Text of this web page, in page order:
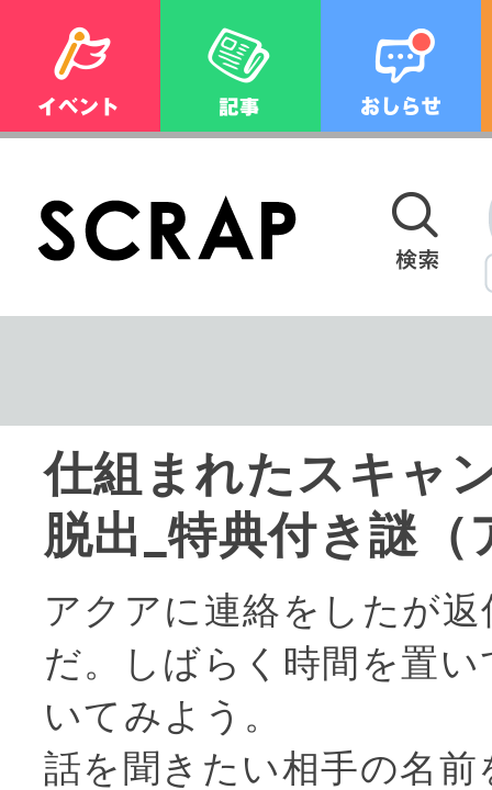
仕組まれたスキャ
脱出_特典付き謎（
アクアに連絡をしたが
だ。しばらく時間を置
いてみよう。
話を聞きたい相手の名